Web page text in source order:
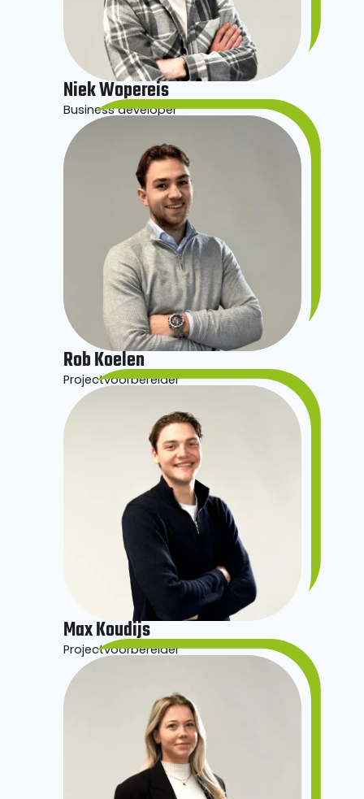
Niek Wopereis
Business developer
Rob Koelen
Projectvoorbereider
Max Koudijs
Projectvoorbereider